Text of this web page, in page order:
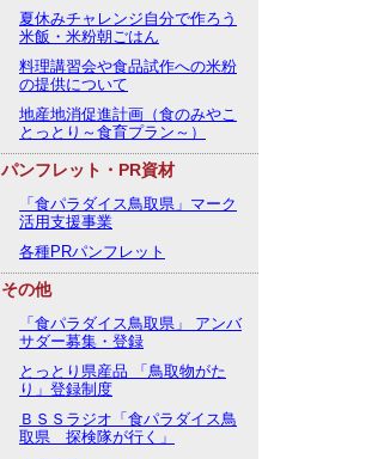
夏休みチャレンジ自分で作ろう
米飯・米粉朝ごはん
料理講習会や食品試作への米粉
の提供について
地産地消促進計画（食のみやこ
とっとり～食育プラン～）
パンフレット・PR資材
「食パラダイス鳥取県」マーク
活用支援事業
各種PRパンフレット
その他
「食パラダイス鳥取県」 アンバ
サダー募集・登録
とっとり県産品 「鳥取物がた
り」登録制度
ＢＳＳラジオ「食パラダイス鳥
取県 探検隊が行く」